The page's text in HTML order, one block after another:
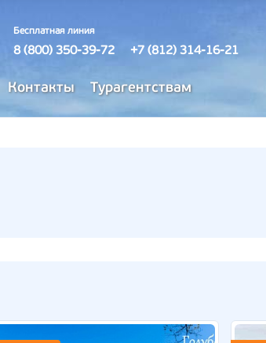
Бесплатная линия
8 (800) 350-39-72 +7 (812) 314-16-21
Контакты Турагентствам